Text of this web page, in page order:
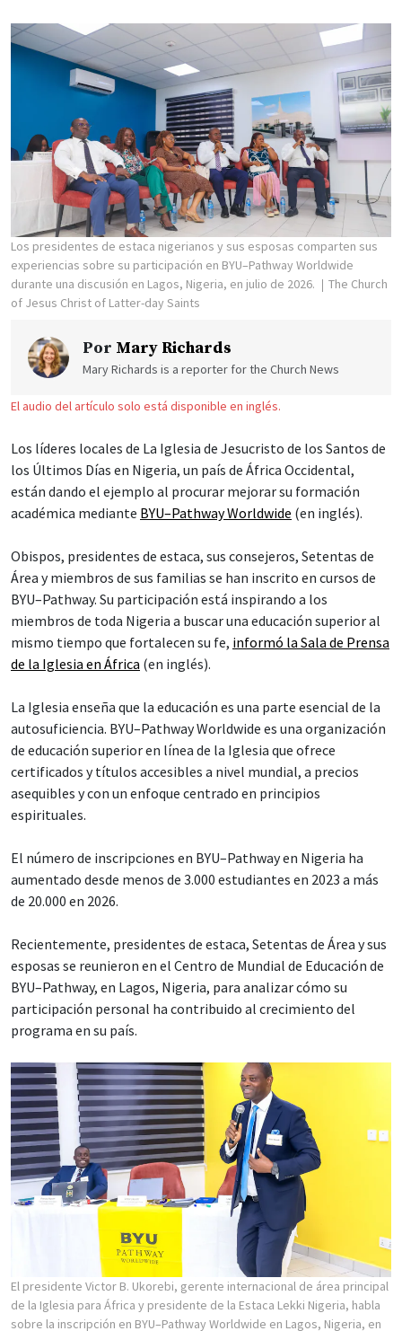
Los presidentes de estaca nigerianos y sus esposas comparten sus
experiencias sobre su participación en BYU–Pathway Worldwide
durante una discusión en Lagos, Nigeria, en julio de 2026.
The Church
of Jesus Christ of Latter-day Saints
Por Mary Richards
Mary Richards is a reporter for the Church News
El audio del artículo solo está disponible en inglés.
Los líderes locales de La Iglesia de Jesucristo de los Santos de
los Últimos Días en Nigeria, un país de África Occidental,
están dando el ejemplo al procurar mejorar su formación
académica mediante BYU–Pathway Worldwide (en inglés).
Obispos, presidentes de estaca, sus consejeros, Setentas de
Área y miembros de sus familias se han inscrito en cursos de
BYU–Pathway. Su participación está inspirando a los
miembros de toda Nigeria a buscar una educación superior al
mismo tiempo que fortalecen su fe, informó la Sala de Prensa
de la Iglesia en África (en inglés).
La Iglesia enseña que la educación es una parte esencial de la
autosuficiencia. BYU–Pathway Worldwide es una organización
de educación superior en línea de la Iglesia que ofrece
certificados y títulos accesibles a nivel mundial, a precios
asequibles y con un enfoque centrado en principios
espirituales.
El número de inscripciones en BYU–Pathway en Nigeria ha
aumentado desde menos de 3.000 estudiantes en 2023 a más
de 20.000 en 2026.
Recientemente, presidentes de estaca, Setentas de Área y sus
esposas se reunieron en el Centro de Mundial de Educación de
BYU–Pathway, en Lagos, Nigeria, para analizar cómo su
participación personal ha contribuido al crecimiento del
programa en su país.
El presidente Victor B. Ukorebi, gerente internacional de área principal
de la Iglesia para África y presidente de la Estaca Lekki Nigeria, habla
sobre la inscripción en BYU–Pathway Worldwide en Lagos, Nigeria, en